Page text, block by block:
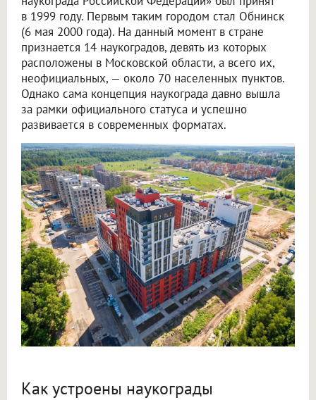
в 1999 году. Первым таким городом стал Обнинск
(6 мая 2000 года). На данный момент в стране
признается 14 наукоградов, девять из которых
расположены в Московской области, а всего их,
неофициальных, — около 70 населенных пунктов.
Однако сама концепция наукограда давно вышла
за рамки официального статуса и успешно
развивается в современных форматах.
Как устроены наукограды